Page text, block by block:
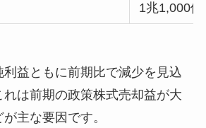
1兆1,000億
益ともに前期比で減少を見込
れは前期の政策株式売却益が大
主な要因です。